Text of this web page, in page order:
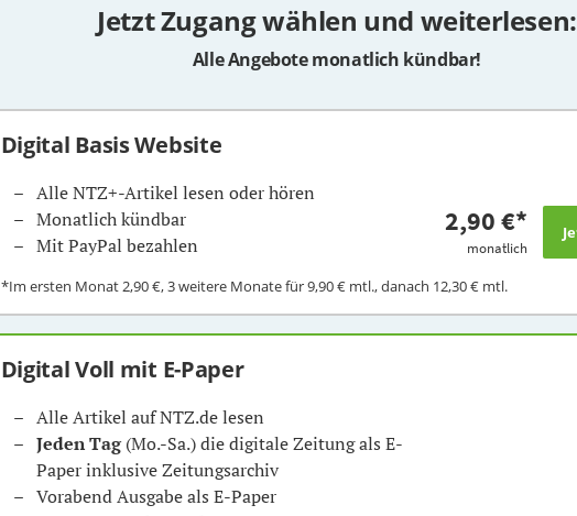
Jetzt Zugang wählen und weiterlesen:
Alle Angebote monatlich kündbar!
Digital Basis Website
Alle NTZ+-Artikel lesen oder hören
Monatlich kündbar
Mit PayPal bezahlen
2,90 €*
monatlich
*Im ersten Monat2,90 €, 3 weitere Monate für9,90 €mtl., danach 12,30 €mtl.
Digital Voll mit E-Paper
Alle Artikel auf NTZ.de lesen
Jeden Tag(Mo.-Sa.) die digitale Zeitung als E-
Paper inklusive Zeitungsarchiv
Vorabend Ausgabe als E-Paper